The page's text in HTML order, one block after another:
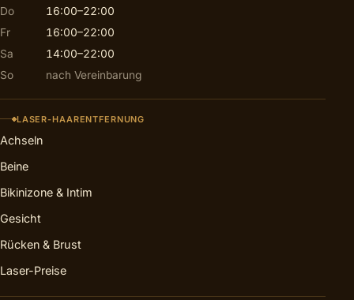
Do
16:00–22:00
Fr
16:00–22:00
Sa
14:00–22:00
So
nach Vereinbarung
LASER-HAARENTFERNUNG
Achseln
Beine
Bikinizone & Intim
Gesicht
Rücken & Brust
Laser-Preise